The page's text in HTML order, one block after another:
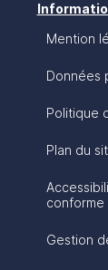
Mention
Données
Politique
Plan du
conforme
Gestion